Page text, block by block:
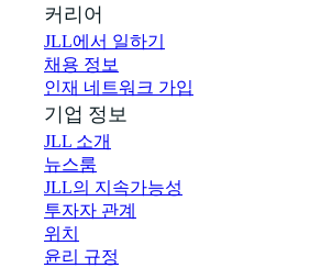
커리어
JLL에서 일하기
채용 정보
인재 네트워크 가입
기업 정보
JLL 소개
뉴스룸
JLL의 지속가능성
투자자 관계
위치
윤리 규정